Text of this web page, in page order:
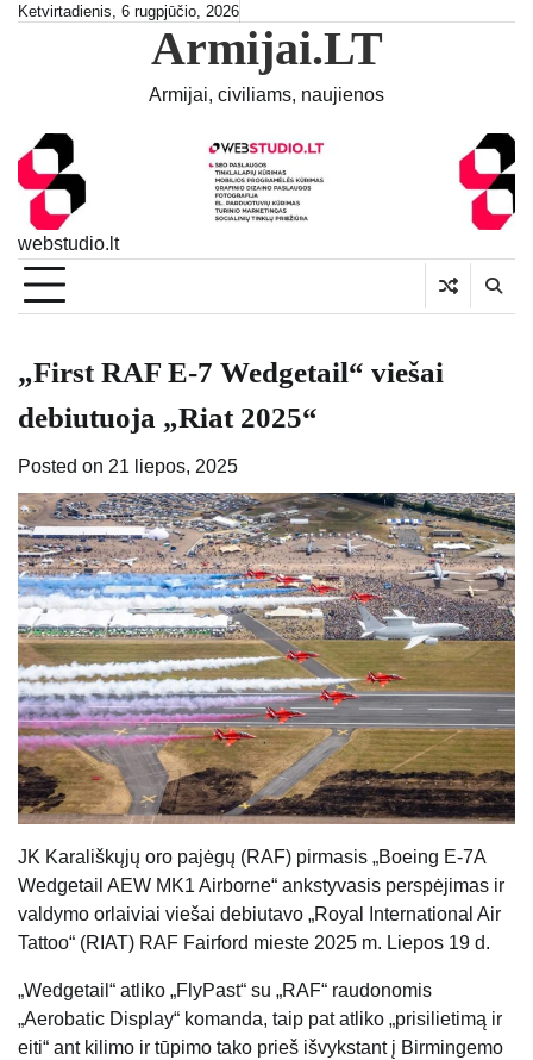
SkipKetvirtadienis, 6 rugpjūčio, 2026
Armijai.LT
Armijai, civiliams, naujienos
webstudio.lt
„First RAF E-7 Wedgetail“ viešai
debiutuoja „Riat 2025“
Posted on 21 liepos, 2025
JK Karališkųjų oro pajėgų (RAF) pirmasis „Boeing E-7A
Wedgetail AEW MK1 Airborne“ ankstyvasis perspėjimas ir
valdymo orlaiviai viešai debiutavo „Royal International Air
Tattoo“ (RIAT) RAF Fairford mieste 2025 m. Liepos 19 d.
„Wedgetail“ atliko „FlyPast“ su „RAF“ raudonomis
„Aerobatic Display“ komanda, taip pat atliko „prisilietimą ir
eiti“ ant kilimo ir tūpimo tako prieš išvykstant į Birmingemo